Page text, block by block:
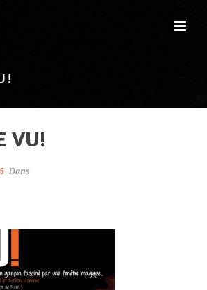
VU!
Dans